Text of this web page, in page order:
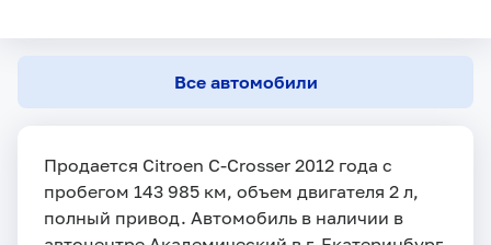
Все автомобили
Продается Citroen C-Crosser 2012 года с
пробегом 143 985 км, объем двигателя 2 л,
полный привод. Автомобиль в наличии в